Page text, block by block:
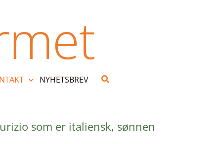
NYHETSBREV Search
som er italiensk, sønnen